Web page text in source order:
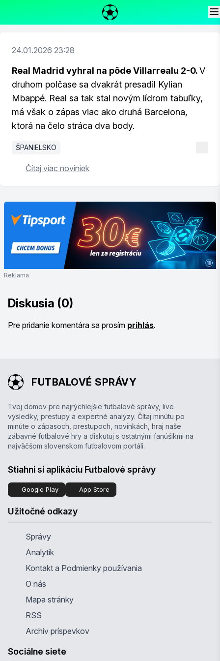
24.01.2026 23:28
Real Madrid vyhral na pôde Villarrealu 2-0.V
druhom polčase sa dvakrát presadil Kylian
Mbappé. Real sa tak stal novým lídrom tabuľky,
má však o zápas viac ako druhá Barcelona,
ktorá na čelo stráca dva body.
ŠPANIELSKO
Čítaj viac noviniek
Reklama
Diskusia (0)
Pre pridanie komentára sa prosím prihlás.
FUTBALOVÉ SPRÁVY
Tvoj domov pre najrýchlejšie futbalové správy, live
výsledky, prestupy a expertné analýzy. Čítaj minútu po
minúte o zápasoch, prestupoch, novinkách, hraj naše
zábavné futbalové hry a diskutuj s ostatnými fanúšikmi na
najväčšom slovenskom futbalovom portáli.
Stiahni si aplikáciu Futbalové správy
Google Play App Store
Užitočné odkazy
Správy
Analytik
Kontakt a Podmienky používania
O nás
Mapa stránky
RSS
Archív príspevkov
Sociálne siete